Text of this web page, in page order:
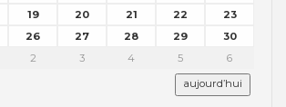
19 20 21 22
23
26 27 28 29
30
2 3 4 5 6
aujourd’hui